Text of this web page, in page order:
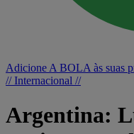
Adicione A BOLA às suas
// Internacional //
Argentina: